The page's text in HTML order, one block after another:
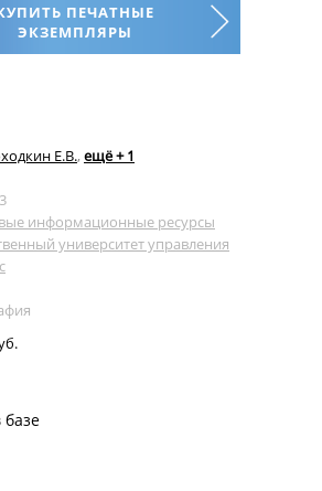
ПЕЧАТНЫЕ
ЭКЗЕМПЛЯРЫ
Е.В., ещё + 1
информационные ресурсы
университет управления